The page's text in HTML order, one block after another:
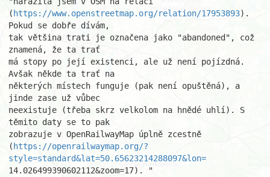
( https://www.openstreetmap.org/relation/17953893).
Pokud se dobře dívám,
tak většina trati je označena jako "abandoned", což
znamená, že ta trať
má stopy po její existenci, ale už není pojízdná.
Avšak někde ta trať na
některých místech funguje (pak není opuštěná), a
jinde zase už vůbec
neexistuje (třeba skrz velkolom na hnědé uhlí). S
těmito daty se to pak
zobrazuje v OpenRailwayMap úplně zcestně
( https://openrailwaymap.org/?
style=standard&lat=50.65623214288097&lon=
14.026499390602112&zoom=17). "